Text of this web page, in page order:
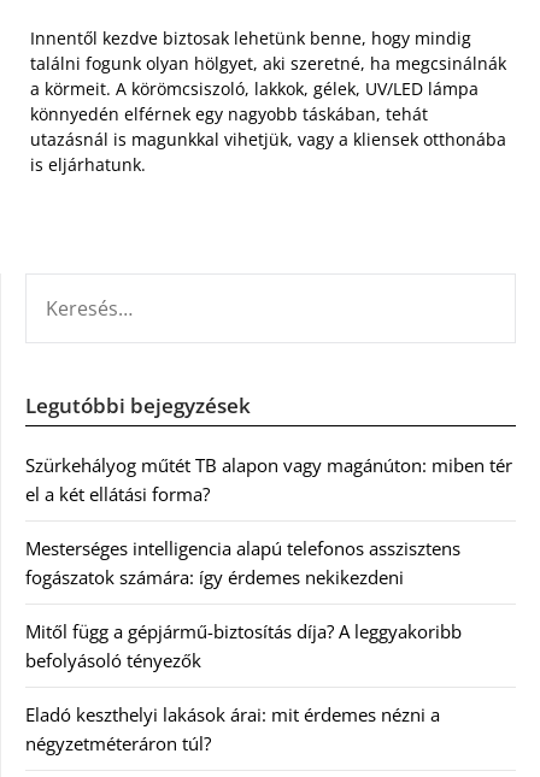
Innentől kezdve biztosak lehetünk benne, hogy mindig
találni fogunk olyan hölgyet, aki szeretné, ha megcsinálnák
a körmeit. A körömcsiszoló, lakkok, gélek, UV/LED lámpa
könnyedén elférnek egy nagyobb táskában, tehát
utazásnál is magunkkal vihetjük, vagy a kliensek otthonába
is eljárhatunk.
Legutóbbi bejegyzések
Szürkehályog műtét TB alapon vagy magánúton: miben tér
el a két ellátási forma?
Mesterséges intelligencia alapú telefonos asszisztens
fogászatok számára: így érdemes nekikezdeni
Mitől függ a gépjármű-biztosítás díja? A leggyakoribb
befolyásoló tényezők
Eladó keszthelyi lakások árai: mit érdemes nézni a
négyzetméteráron túl?